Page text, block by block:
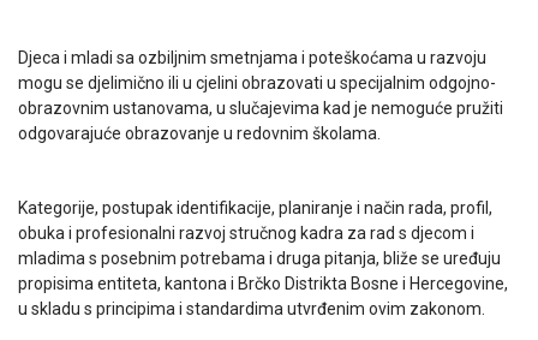
Djeca i mladi sa ozbiljnim smetnjama i poteškoćama u razvoju
mogu se djelimično ili u cjelini obrazovati u specijalnim odgojno-
obrazovnim ustanovama, u slučajevima kad je nemoguće pružiti
odgovarajuće obrazovanje u redovnim školama.
Kategorije, postupak identifikacije, planiranje i način rada, profil,
obuka i profesionalni razvoj stručnog kadra za rad s djecom i
mladima s posebnim potrebama i druga pitanja, bliže se uređuju
propisima entiteta, kantona i Brčko Distrikta Bosne i Hercegovine,
u skladu s principima i standardima utvrđenim ovim zakonom.